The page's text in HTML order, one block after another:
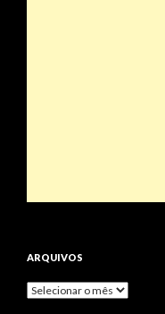
ARQUIVOS
Arquivos